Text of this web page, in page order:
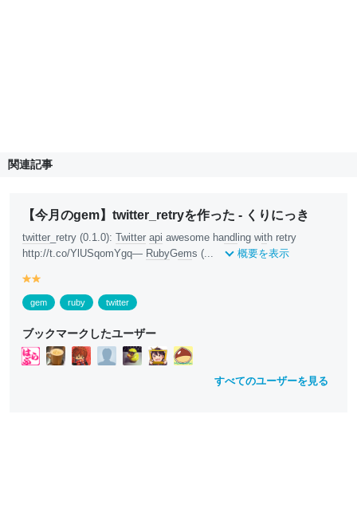
関連記事
【今月のgem】twitter_retryを作った - くりにっき
twitter _retry (0.1.0): Twitter api awesome handl ing with retry
http://t.co/YlUSqomYgq— RubyGems (... 概要を表示
y
e
ll
w
e
ll
o
w
gem ruby twitter
ブックマークしたユーザー
すべてのユーザーを見る